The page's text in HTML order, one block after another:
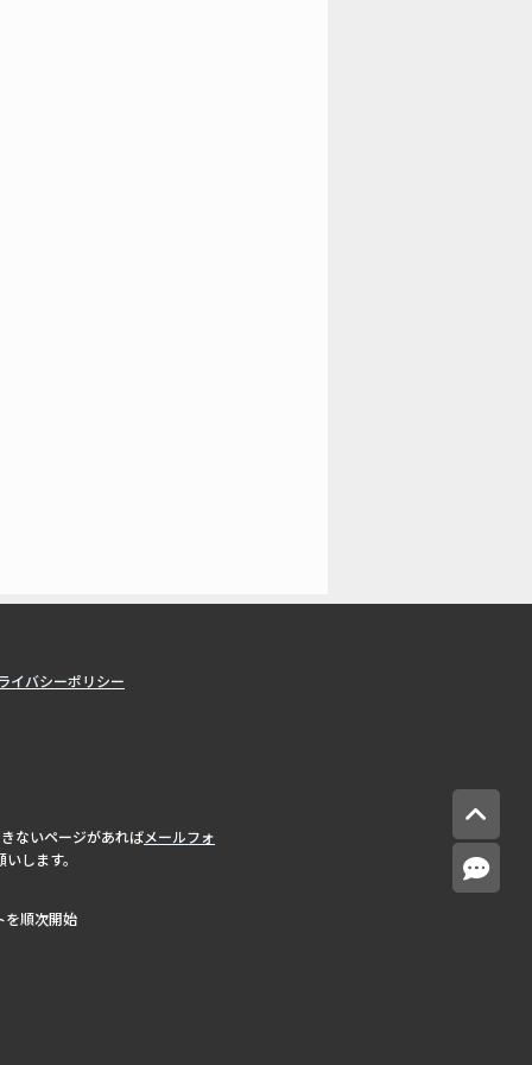
イバシーポリシー
ないページがあればメールフォ
します。
順次開始